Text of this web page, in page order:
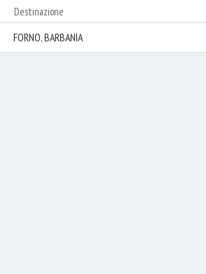
Destinazione
FORNO, BARBANIA